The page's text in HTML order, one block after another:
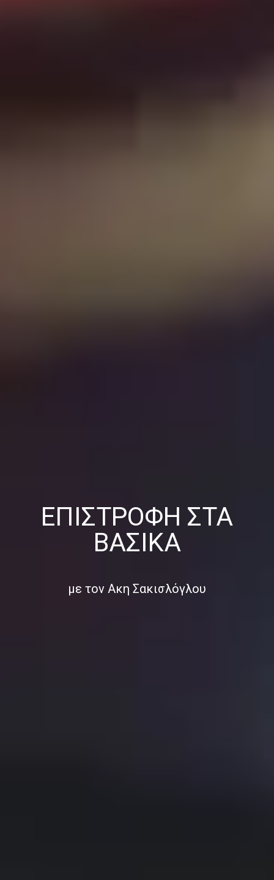
ΕΠΙΣΤΡΟΦΉ ΣΤΑ
ΒΑΣΙΚΆ
με τον Ακη Σακισλόγλου